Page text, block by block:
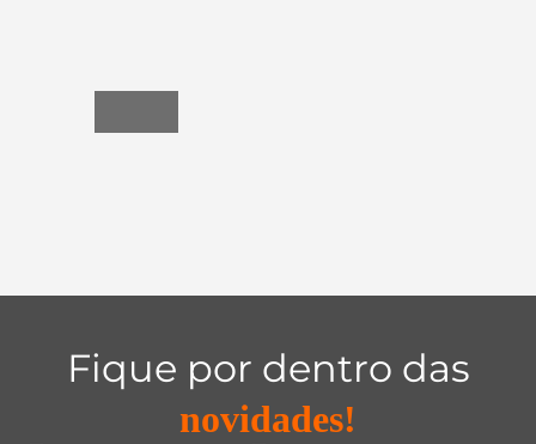
Fique por dentro das
novidades!